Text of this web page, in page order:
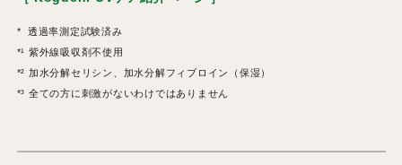
* 透過率測定試験済み
*¹ 紫外線吸収剤不使用
*² 加水分解セリシン、加水分解フィブロイン（保湿）
*³ 全ての方に刺激がないわけではありません